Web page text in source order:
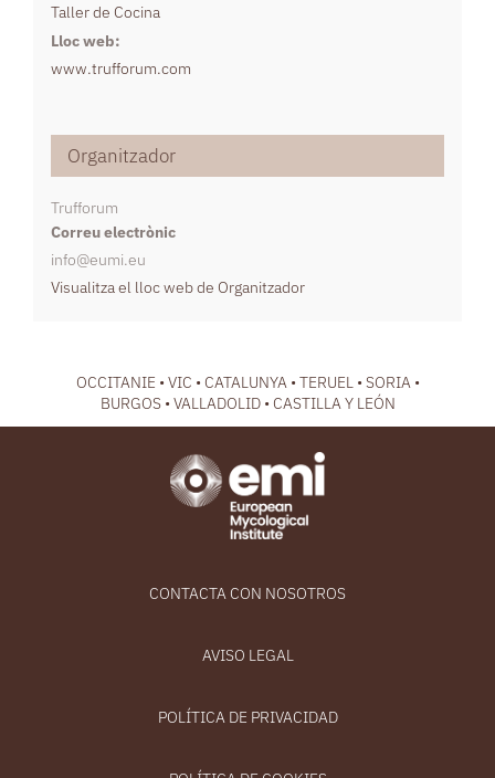
Taller de Cocina
Lloc web:
www.trufforum.com
Organitzador
Trufforum
Correu electrònic
info@eumi.eu
Visualitza el lloc web de Organitzador
OCCITANIE • VIC • CATALUNYA • TERUEL • SORIA •
BURGOS • VALLADOLID • CASTILLA Y LEÓN
CONTACTA CON NOSOTROS
AVISO LEGAL
POLÍTICA DE PRIVACIDAD